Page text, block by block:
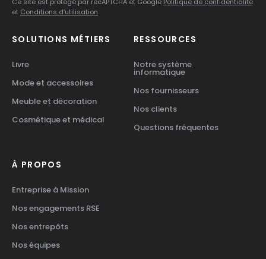
et Conditions d’utilisation
SOLUTIONS MÉTIERS
Livre
Mode et accessoires
Meuble et décoration
Cosmétique et médical
RESSOURCES
Notre système
informatique
Nos fournisseurs
Nos clients
Questions fréquentes
À PROPOS
Entreprise à Mission
Nos engagements RSE
Nos entrepôts
Nos équipes